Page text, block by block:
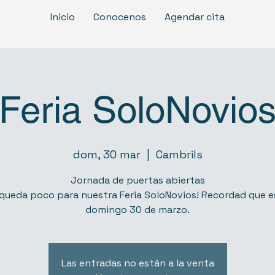
Inicio Conocenos Agendar cita
SoloNovios
dom, 30 mar
  |
Cambrils
Jornada de puertas abiertas
poco para nuestra Feria SoloNovios! Recordad que
domingo 30 de marzo.
Las entradas no están a la venta